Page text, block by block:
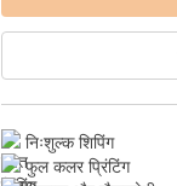
निःशुल्क शिपिंग
फुल कलर प्रिंटिंग